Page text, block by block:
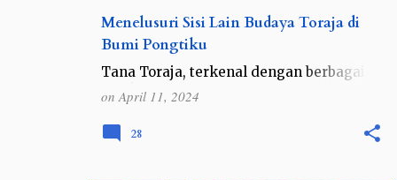
Menelusuri Sisi Lain Budaya Toraja di
Bumi Pongtiku
Tana Toraja, terkenal dengan berbagai
objek wisata adat dan religinya yang
kental dan telah berusia ratusan tahun.
Dahulu, Tana Toraja berada di dalam satu
wilayah kabupaten. Namu…
onApril 11, 2024
28